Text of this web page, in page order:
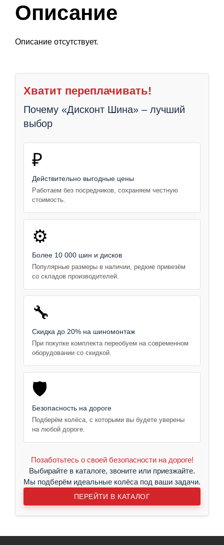
Описание
Описание отсутствует.
Хватит переплачивать!
Почему «Дисконт Шина» – лучший
выбор
₽
Действительно выгодные цены
Работаем без посредников, сохраняем честную
стоимость.
⚙️
Более 10 000 шин и дисков
Популярные размеры в наличии, редкие привезём
со складов производителей.
🔧
Скидка до 20% на шиномонтаж
При покупке комплекта переобуем на современном
оборудовании со скидкой.
🛡️
Безопасность на дороге
Подберём колёса, с которыми вы будете уверены
на любой дороге.
Позаботьтесь о своей безопасности на дороге!
Выбирайте в каталоге, звоните или приезжайте.
Мы подберём идеальные колёса под ваши задачи.
ПЕРЕЙТИ В КАТАЛОГ